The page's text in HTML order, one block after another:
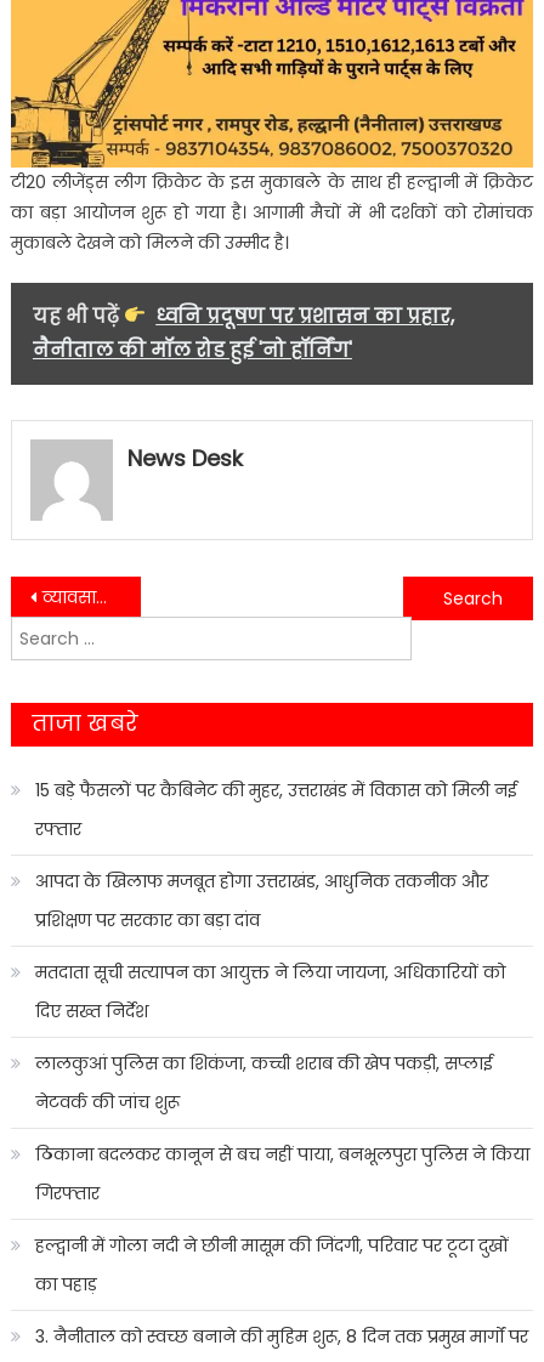
टी20 लीजेंड्स लीग क्रिकेट के इस मुकाबले के साथ ही हल्द्वानी में क्रिकेट
का बड़ा आयोजन शुरू हो गया है। आगामी मैचों में भी दर्शकों को रोमांचक
मुकाबले देखने को मिलने की उम्मीद है।
यह भी पढ़ें
ध्वनि प्रदूषण पर प्रशासन का प्रहार,
नैनीताल की मॉल रोड हुई 'नो हॉर्निंग'
News Desk
Post
navigation
व्यावसायिक गैस सिलिंडर बंद होने से हल्द्वानी में स्ट्रीट फूड कारोबार प्रभावित, 500 से अधिक ठेले बंद…….
राष्ट्रीय पैरा बैडमिंटन में उत्तराखंड का शानदार प्रदर्शन, खिलाड़ियों ने जीते कई पदक….
Search
for:
ताजा खबरे
15 बड़े फैसलों पर कैबिनेट की मुहर, उत्तराखंड में विकास को मिली नई
रफ्तार
आपदा के खिलाफ मजबूत होगा उत्तराखंड, आधुनिक तकनीक और
प्रशिक्षण पर सरकार का बड़ा दांव
मतदाता सूची सत्यापन का आयुक्त ने लिया जायजा, अधिकारियों को
दिए सख्त निर्देश
लालकुआं पुलिस का शिकंजा, कच्ची शराब की खेप पकड़ी, सप्लाई
नेटवर्क की जांच शुरू
ठिकाना बदलकर कानून से बच नहीं पाया, बनभूलपुरा पुलिस ने किया
गिरफ्तार
हल्द्वानी में गोला नदी ने छीनी मासूम की जिंदगी, परिवार पर टूटा दुखों
का पहाड़
3. नैनीताल को स्वच्छ बनाने की मुहिम शुरू, 8 दिन तक प्रमुख मार्गों पर